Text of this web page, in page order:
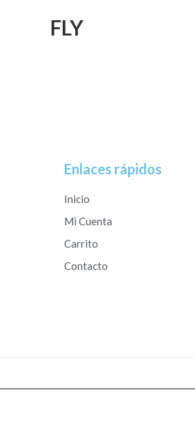
FLY
Enlaces rápidos
Inicio
Mi Cuenta
Carrito
Contacto